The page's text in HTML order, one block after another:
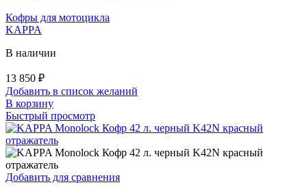
Кофры для мотоцикла
KAPPA
В наличии
13 850 ₽
Добавить в список желаний
В корзину
Быстрый просмотр
Добавить для сравнения